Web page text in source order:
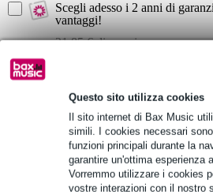
Questo sito utilizza cookies
Il sito internet di Bax Music
simili. I cookies necessari
funzioni principali durante la
garantire un'ottima esperienza
Vorremmo utilizzare i cookies
vostre interazioni con il nostro
Scegli adesso i 2 anni di
vantaggi!
21,85 € di premio
Informazioni sul prodotto
Custodia universale Peli
serie: Air Case
Specifiche complete